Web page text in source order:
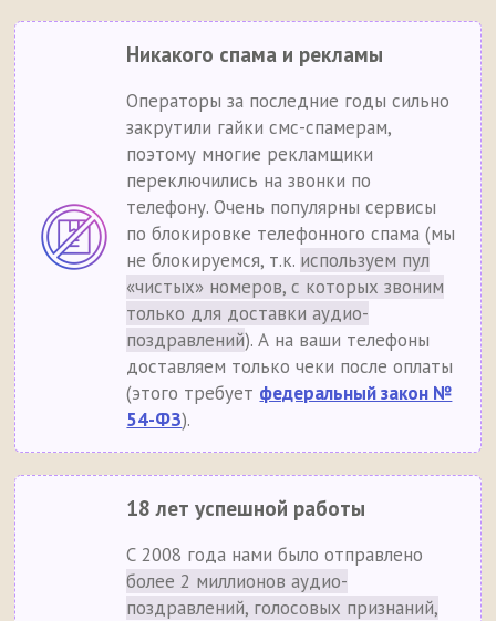
Никакого спама и рекламы
Операторы за последние годы сильно
закрутили гайки смс-спамерам,
поэтому многие рекламщики
переключились на звонки по
телефону. Очень популярны сервисы
по блокировке телефонного спама (мы
не блокируемся, т.к. используем пул
«чистых» номеров, с которых звоним
только для доставки аудио-
поздравлений). А на ваши телефоны
доставляем только чеки после оплаты
(этого требует федеральный закон №
54-ФЗ).
18 лет успешной работы
С 2008 года нами было отправлено
более 2 миллионов аудио-
поздравлений, голосовых признаний,